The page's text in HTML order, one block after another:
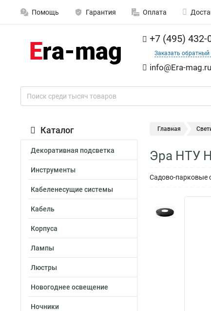
Помощь Гарантия Оплата
+7 (495) 432-
Заказать обратный
info@Era-mag.ru
Каталог
Декоративная подсветка
Инструменты
Кабеленесущие системы
Кабель
Корпуса
Лампы
Люстры
Новогоднее освещение
Ночники
Главная
Эра НТУ
Садово-парковые